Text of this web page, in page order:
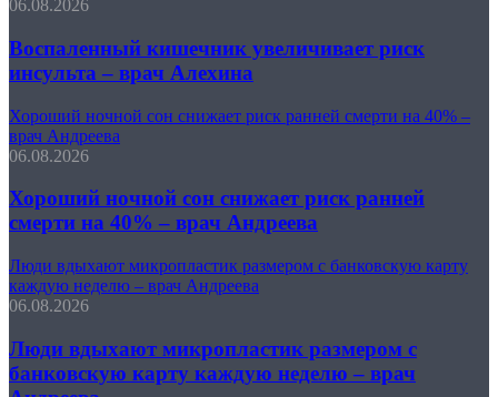
06.08.2026
Воспаленный кишечник увеличивает риск
инсульта – врач Алехина
Хороший ночной сон снижает риск ранней смерти на 40% –
врач Андреева
06.08.2026
Хороший ночной сон снижает риск ранней
смерти на 40% – врач Андреева
Люди вдыхают микропластик размером с банковскую карту
каждую неделю – врач Андреева
06.08.2026
Люди вдыхают микропластик размером с
банковскую карту каждую неделю – врач